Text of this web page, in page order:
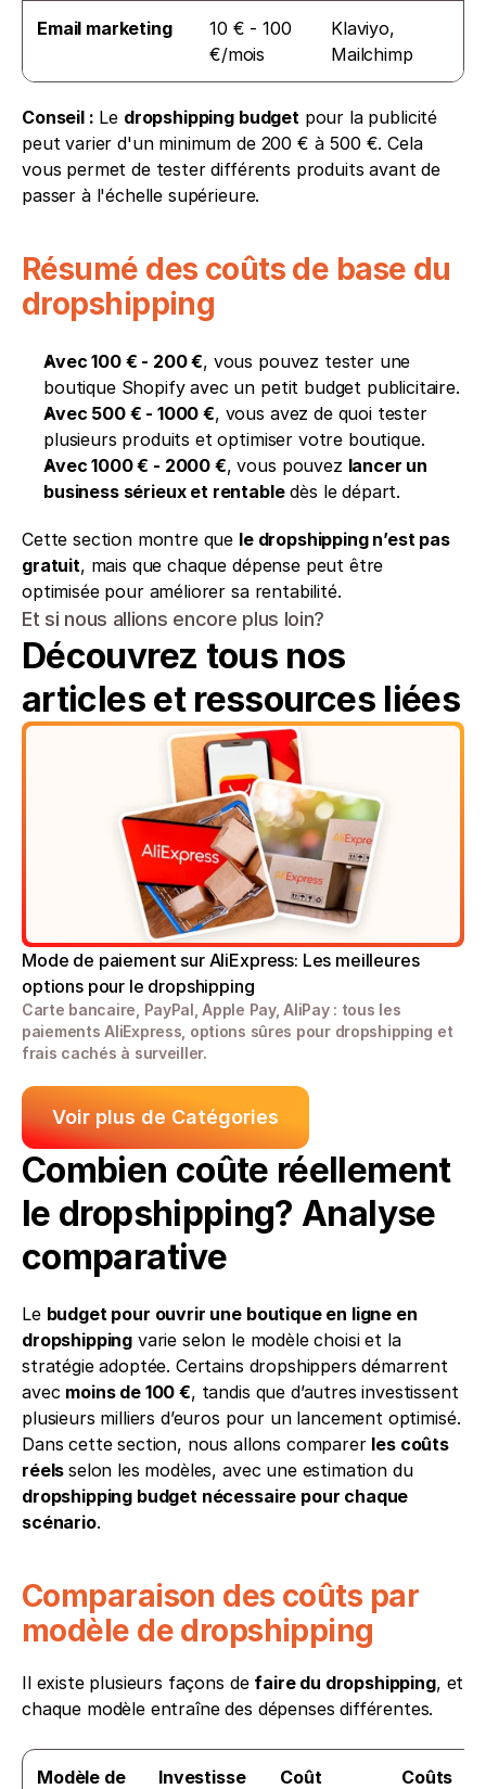
Email marketing
10 € - 100
€/mois
Klaviyo,
Mailchimp
Conseil : Le dropshipping budget pour la publicité
peut varier d'un minimum de 200 € à 500 €. Cela
vous permet de tester différents produits avant de
passer à l'échelle supérieure.
Résumé des coûts de base du
dropshipping
Avec 100 € - 200 €, vous pouvez tester une
boutique Shopify avec un petit budget publicitaire.
Avec 500 € - 1000 €, vous avez de quoi tester
plusieurs produits et optimiser votre boutique.
Avec 1000 € - 2000 €, vous pouvez lancer un
business sérieux et rentable dès le départ.
Cette section montre que le dropshipping n’est pas
gratuit, mais que chaque dépense peut être
optimisée pour améliorer sa rentabilité.
Et si nous allions encore plus loin?
Découvrez tous nos
articles et ressources liées
Mode de paiement sur AliExpress: Les meilleures
options pour le dropshipping
Carte bancaire, PayPal, Apple Pay, AliPay : tous les
paiements AliExpress, options sûres pour dropshipping et
frais cachés à surveiller.
Voir plus de Catégories
Combien coûte réellement
le dropshipping? Analyse
comparative
Le budget pour ouvrir une boutique en ligne en
dropshipping varie selon le modèle choisi et la
stratégie adoptée. Certains dropshippers démarrent
avec moins de 100 €, tandis que d’autres investissent
plusieurs milliers d’euros pour un lancement optimisé.
Dans cette section, nous allons comparer les coûts
réels
selon les modèles, avec une estimation du
dropshipping budget nécessaire pour chaque
scénario.
Comparaison des coûts par
modèle de dropshipping
Il existe plusieurs façons de faire du dropshipping, et
chaque modèle entraîne des dépenses différentes.
Modèle de
Investisse
Coût
Coûts